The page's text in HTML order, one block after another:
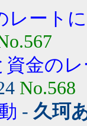
レート
資金の
No.568
- 久珂